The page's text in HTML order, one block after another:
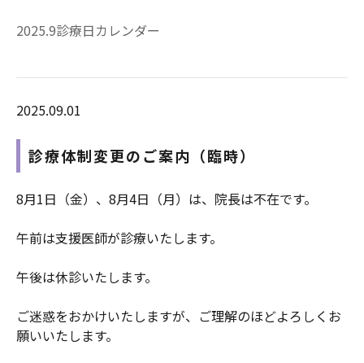
2025.9診療日カレンダー
2025.09.01
診療体制変更のご案内（臨時）
8月1日（金）、8月4日（月）は、院長は不在です。
午前は支援医師が診療いたします。
午後は休診いたします。
ご迷惑をおかけいたしますが、ご理解のほどよろしくお
願いいたします。